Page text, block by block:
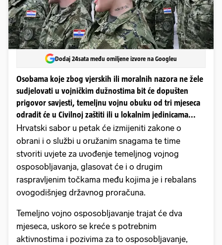
Dodaj 24sata među omiljene izvore na Googleu
Osobama koje zbog vjerskih ili moralnih nazora ne žele
sudjelovati u vojničkim dužnostima bit će dopušten
prigovor savjesti, temeljnu vojnu obuku od tri mjeseca
odradit će u Civilnoj zaštiti ili u lokalnim jedinicama...
Hrvatski sabor u petak će izmijeniti zakone o
obrani i o službi u oružanim snagama te time
stvoriti uvjete za uvođenje temeljnog vojnog
osposobljavanja, glasovat će i o drugim
raspravljenim točkama među kojima je i rebalans
ovogodišnjeg državnog proračuna.
Temeljno vojno osposobljavanje trajat će dva
mjeseca, uskoro se kreće s potrebnim
aktivnostima i pozivima za to osposobljavanje,